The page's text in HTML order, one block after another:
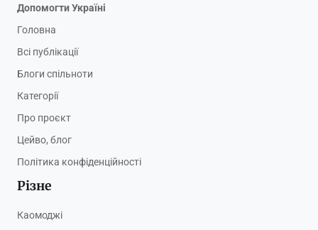
Допомогти Україні
Головна
Всі публікації
Блоги спільноти
Категорії
Про проєкт
Цейво, блог
Політика конфіденційності
Різне
Каомоджі